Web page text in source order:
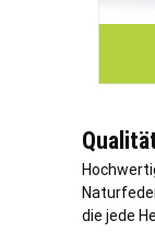
die jede